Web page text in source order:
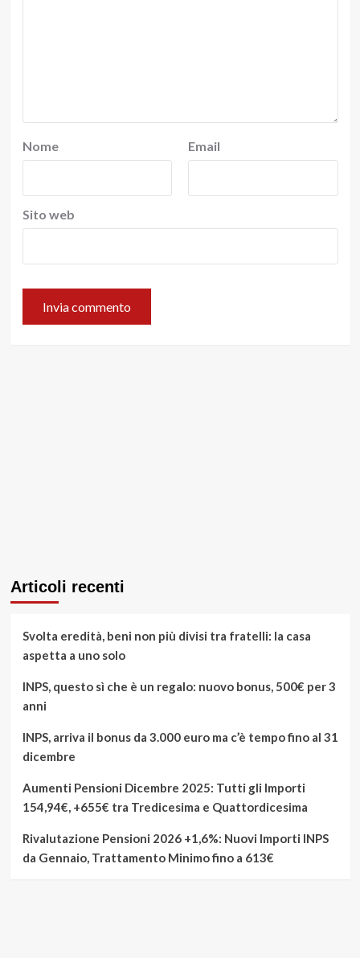
Nome Email
Sito web
Articoli recenti
Svolta eredità, beni non più divisi tra fratelli: la casa
aspetta a uno solo
INPS, questo sì che è un regalo: nuovo bonus, 500€ per 3
anni
INPS, arriva il bonus da 3.000 euro ma c’è tempo fino al 31
dicembre
Aumenti Pensioni Dicembre 2025: Tutti gli Importi
154,94€, +655€ tra Tredicesima e Quattordicesima
Rivalutazione Pensioni 2026 +1,6%: Nuovi Importi INPS
da Gennaio, Trattamento Minimo fino a 613€